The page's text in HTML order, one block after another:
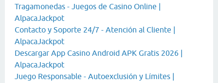
Tragamonedas - Juegos de Casino Online |
AlpacaJackpot
Contacto y Soporte 24/7 - Atención al Cliente |
AlpacaJackpot
Descargar App Casino Android APK Gratis 2026 |
AlpacaJackpot
Juego Responsable - Autoexclusión y Límites |